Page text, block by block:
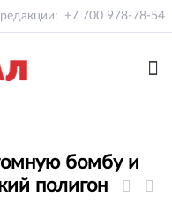
+7 700 978-78-54
бомбу и
полигон